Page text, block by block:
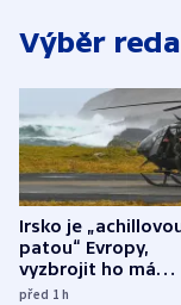
Výběr
Irsko je
patou“ Evropy,
vyzbrojit ho má
Francie
před 1h